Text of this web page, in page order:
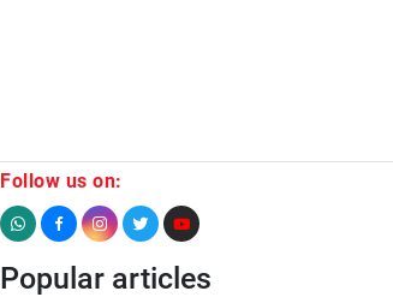
Follow us on:
Popular articles